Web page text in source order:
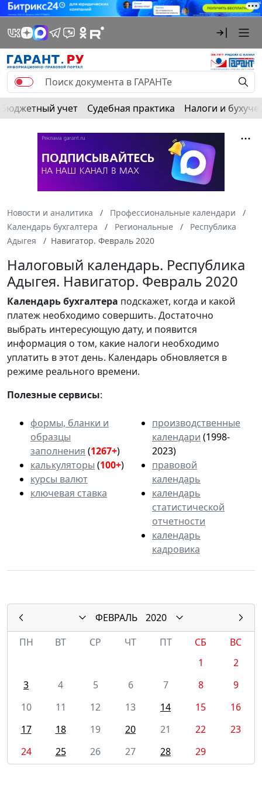
Бюджетный учет Судебная практика Налоги и
Новости и аналитика
Профессиональные календари
Календарь бухгалтера
Региональные
Республика
Адыгея
Навигатор. Февраль 2020
Налоговый календарь. Республика
Адыгея. Навигатор. Февраль 2020
Календарьбухгалтера подскажет, когда и какой
платеж необходимо совершить. Достаточно
выбрать интересующую дату, и появится
информация о том, какие налоги необходимо
уплатить в этот день. Календарь обновляется в
режиме реального времени.
Полезные сервисы:
формы, бланки и
образцы
заполнения (1267+)
калькуляторы (100+)
курсы валют
ключевая ставка
производственные
календари (1998-
2023)
правовой
календарь
календарь
статистической
отчетности
календарь
кадровика
ФЕВРАЛЬ
2020
ПН
ВТ СР ЧТ ПТ СБ
ВС
1
2
3
4 5 6 7 8
9
10
11 12 13 14 15
16
17
18 19 20 21 22
23
24
25 26 27 28 29